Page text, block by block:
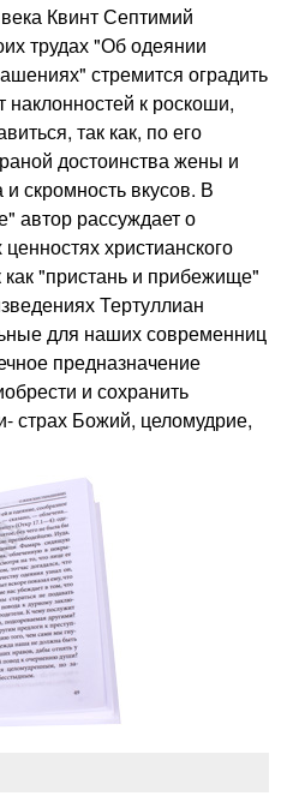
Квинт Септимий
трудах "Об одеянии
стремится оградить
наклонностей к роскоши,
так как, по его
достоинства жены и
скромность вкусов. В
автор рассуждает о
хри­стианского
"пристань и прибежище"
Тертуллиан
для наших современниц
предназначение
и сохранить
страх Божий, целомудрие,